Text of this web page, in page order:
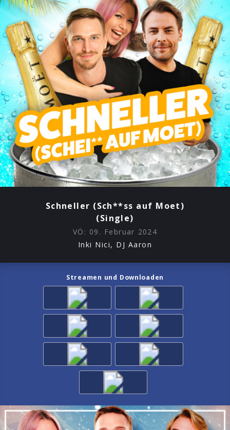
wieder einmal feierfesten Klartext:
Boom, Boom, Boom
Heut saufen wir uns dumm
Hier wird heut keiner schlauer
Vier Tage Happy Hour
Ob zum „Jägi“ oder zum „Woddi“ gegriffen wird – am
Ende bleibt immer die alles entscheidende Frage, die
sich INKI NICI und DAVID DICHTER stellen: „What the
Fuck, gibt’s noch Schnaps?“. Die Antwort finden die
beiden Ballermann-Ultras an der Theke – und an der
Platja de Palma, die die beiden Durchstarter in dieser
Saison gemeinsam erobern wollen. Mit im Gepäck: jede
und drei kleine Worte, die für etwas ganz Großes
stehen: BOOM BOOM BOOM.
Schneller (Sch**ss auf Moet)
(Single)
VÖ: 09. Februar 2024
Inki Nici, DJ Aaron
Streamen und Downloaden